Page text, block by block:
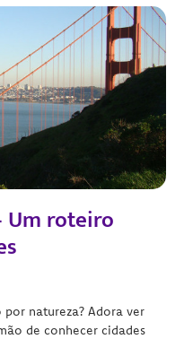
Um roteiro
natureza? Adora ver
de conhecer cidades